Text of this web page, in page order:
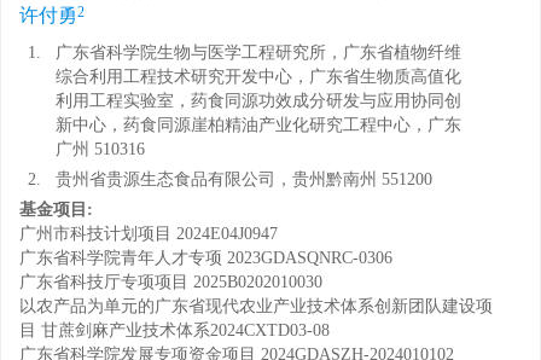
许付勇2
1.
广东省科学院生物与医学工程研究所，广东省植物纤维
综合利用工程技术研究开发中心，广东省生物质高值化
利用工程实验室，药食同源功效成分研发与应用协同创
新中心，药食同源崖柏精油产业化研究工程中心，广东
广州 510316
2.
贵州省贵源生态食品有限公司，贵州黔南州 551200
基金项目:
广州市科技计划项目 2024E04J0947
广东省科学院青年人才专项 2023GDASQNRC-0306
广东省科技厅专项项目 2025B0202010030
以农产品为单元的广东省现代农业产业技术体系创新团队建设项
目 甘蔗剑麻产业技术体系2024CXTD03-08
广东省科学院发展专项资金项目 2024GDASZH-2024010102